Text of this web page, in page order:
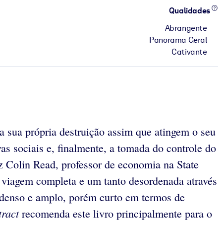
Qualidades
Abrangente
Panorama Geral
Cativante
própria destruição assim que atingem o seu
sociais e, finalmente, a tomada do controle do
Read, professor de economia na State
completa e um tanto desordenada através
e amplo, porém curto em termos de
recomenda este livro principalmente para o